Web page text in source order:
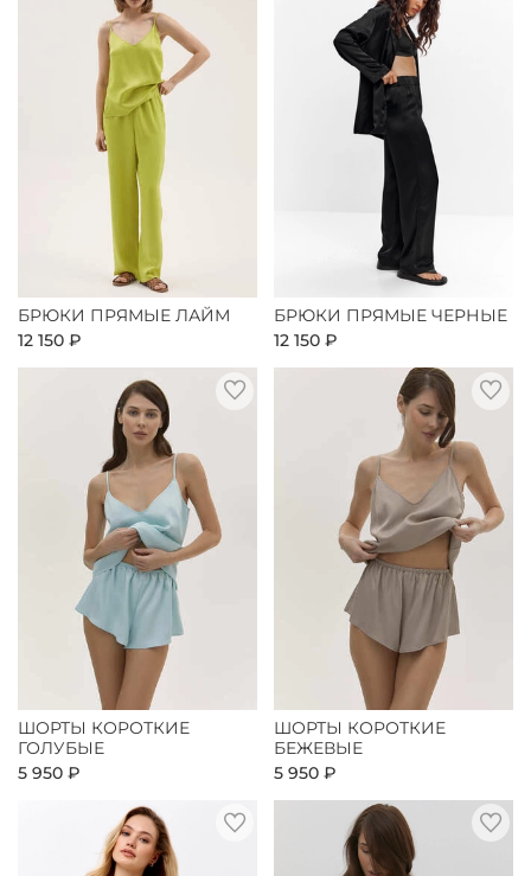
БРЮКИ ПРЯМЫЕ ЛАЙМ
12 150 ₽
БРЮКИ ПРЯМЫЕ ЧЕРНЫЕ
12 150 ₽
ШОРТЫ КОРОТКИЕ
ГОЛУБЫЕ
5 950 ₽
ШОРТЫ КОРОТКИЕ
БЕЖЕВЫЕ
5 950 ₽